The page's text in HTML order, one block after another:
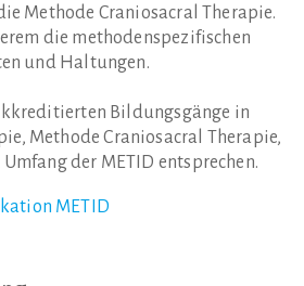
Methode Craniosacral Therapie.
die methodenspezifischen
und Haltungen.
Bildungsgänge in
Methode Craniosacral Therapie,
der METID entsprechen.
METID